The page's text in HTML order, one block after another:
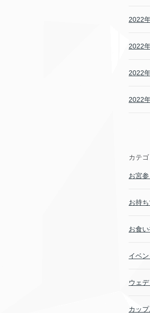
2022
2022
2022
2022
カテ
お宮参
お持
お食
イベン
ウェ
カッ